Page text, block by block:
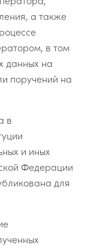
а также
в том
данных на
поручений на
в
и иных
Федерации
для